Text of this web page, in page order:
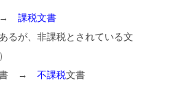
→ 課税文書
るが、非課税とされている文
書 → 不課税文書